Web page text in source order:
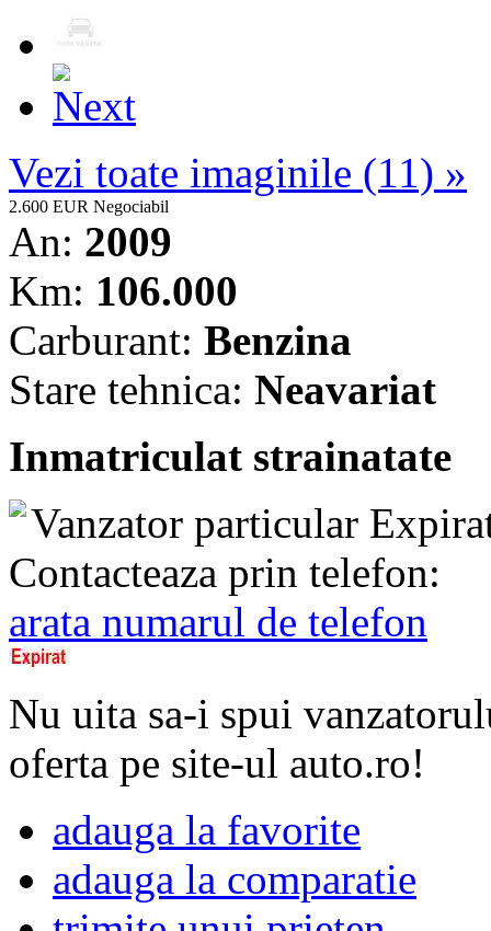
Vezi toate imaginile (11) »
2.600 EUR Negociabil
An: 2009
Km: 106.000
Carburant: Benzina
Stare tehnica: Neavariat
Inmatriculat strainatate
Vanzator particular
Contacteaza prin telefon:
arata numarul de telefon
Nu uita sa-i spui
oferta pe site-ul auto.ro!
adauga la favorite
adauga la comparatie